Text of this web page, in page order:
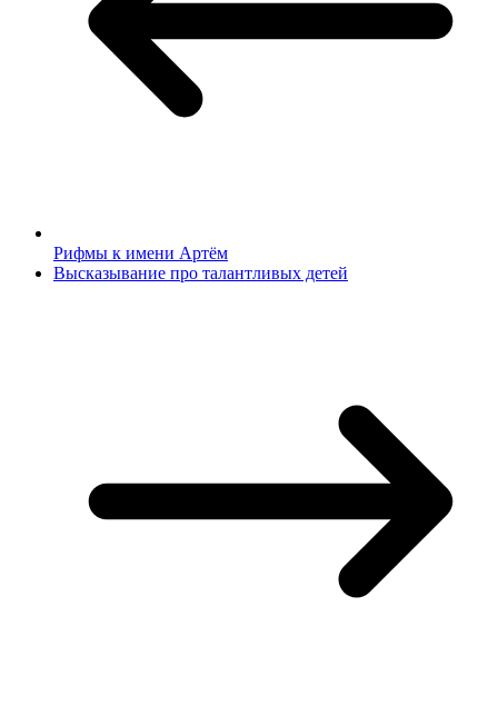
Рифмы к имени Артём
Высказывание про талантливых детей